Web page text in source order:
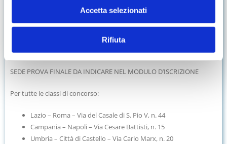
Accetta selezionati
Rifiuta
L’esame deve essere sostenuto tassativamente nella data che verrà
comunicata e calendarizzata.
SEDE PROVA FINALE DA INDICARE NEL MODULO D’ISCRIZIONE
Per tutte le classi di concorso:
Lazio – Roma – Via del Casale di S. Pio V, n. 44
Campania – Napoli – Via Cesare Battisti, n. 15
Umbria – Città di Castello – Via Carlo Marx, n. 20